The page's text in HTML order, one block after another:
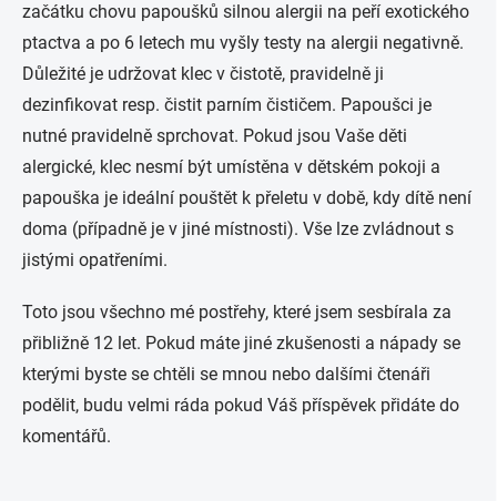
začátku chovu papoušků silnou alergii na peří exotického
ptactva a po 6 letech mu vyšly testy na alergii negativně.
Důležité je udržovat klec v čistotě, pravidelně ji
dezinfikovat resp. čistit parním čističem. Papoušci je
nutné pravidelně sprchovat. Pokud jsou Vaše děti
alergické, klec nesmí být umístěna v dětském pokoji a
papouška je ideální pouštět k přeletu v době, kdy dítě není
doma (případně je v jiné místnosti). Vše lze zvládnout s
jistými opatřeními.
Toto jsou všechno mé postřehy, které jsem sesbírala za
přibližně 12 let. Pokud máte jiné zkušenosti a nápady se
kterými byste se chtěli se mnou nebo dalšími čtenáři
podělit, budu velmi ráda pokud Váš příspěvek přidáte do
komentářů.